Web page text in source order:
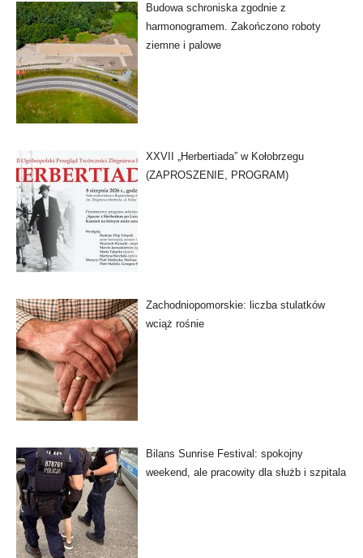
Budowa schroniska zgodnie z
harmonogramem. Zakończono roboty
ziemne i palowe
XXVII „Herbertiada” w Kołobrzegu
(ZAPROSZENIE, PROGRAM)
Zachodniopomorskie: liczba stulatków
wciąż rośnie
Bilans Sunrise Festival: spokojny
weekend, ale pracowity dla służb i szpitala